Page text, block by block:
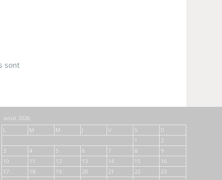
sont
août 2026
L
M M J V S
D
1
2
3
4 5 6 7 8
9
10
11 12 13 14 15
16
17
18 19 20 21 22
23